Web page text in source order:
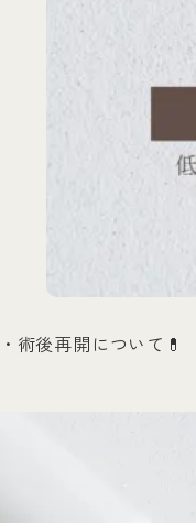
術後再開について💊